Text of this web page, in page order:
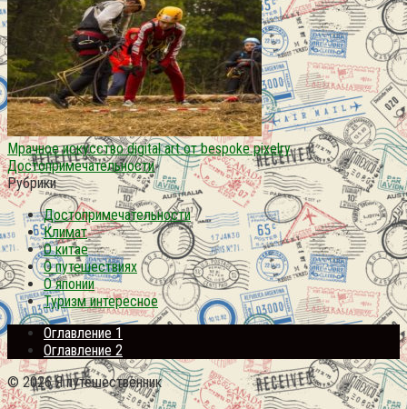
Мрачное искусство digital art от bespoke pixelry
Достопримечательности
Рубрики
Достопримечательности
Климат
О китае
О путешествиях
О японии
Туризм интересное
Оглавление 1
Оглавление 2
© 2026 Я путешественник